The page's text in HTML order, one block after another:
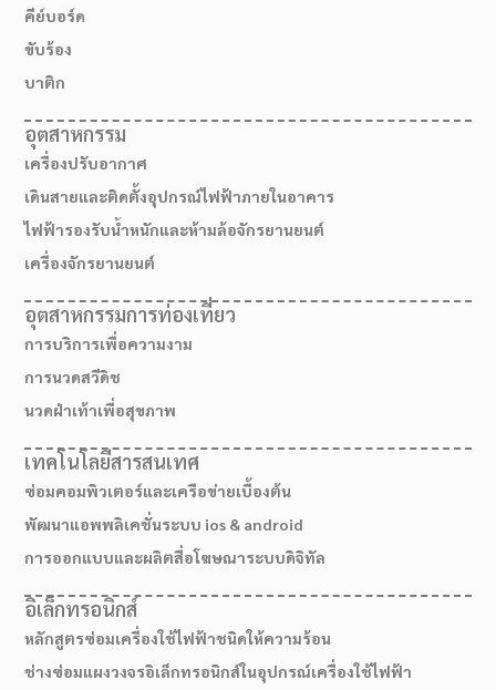
คีย์บอร์ด
ขับร้อง
บาติก
อุตสาหกรรม
เครื่องปรับอากาศ
เดินสายและติดตั้งอุปกรณ์ไฟฟ้าภายในอาคาร
ไฟฟ้ารองรับน้ำหนักและห้ามล้อจักรยานยนต์
เครื่องจักรยานยนต์
อุตสาหกรรมการท่องเที่ยว
การบริการเพื่อความงาม
การนวดสวีดิช
นวดฝ่าเท้าเพื่อสุขภาพ
เทคโนโลยีสารสนเทศ
ซ่อมคอมพิวเตอร์และเครือข่ายเบื้องต้น
พัฒนาแอพพลิเคชั่นระบบ ios & android
การออกแบบและผลิตสื่อโฆษณาระบบดิจิทัล
อิเล็กทรอนิกส์
หลักสูตรซ่อมเครื่องใช้ไฟฟ้าชนิดให้ความร้อน
ช่างซ่อมแผงวงจรอิเล็กทรอนิกส์ในอุปกรณ์เครื่องใช้ไฟฟ้า